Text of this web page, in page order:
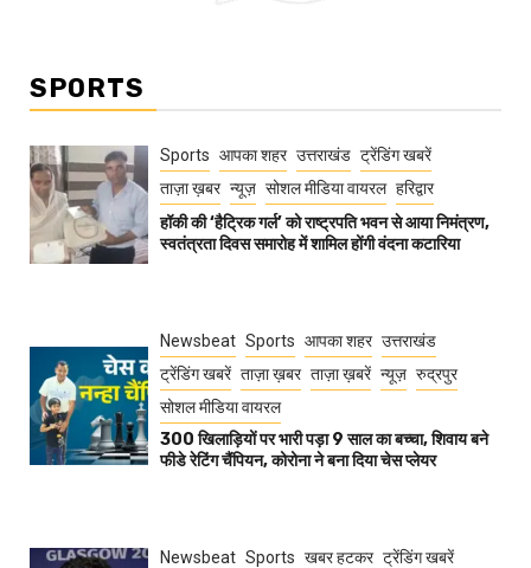
SPORTS
Sports आपका शहर उत्तराखंड ट्रेंडिंग खबरें
ताज़ा ख़बर न्यूज़ सोशल मीडिया वायरल हरिद्वार
हॉकी की ‘हैट्रिक गर्ल’ को राष्ट्रपति भवन से आया निमंत्रण,
स्वतंत्रता दिवस समारोह में शामिल होंगी वंदना कटारिया
Newsbeat Sports आपका शहर उत्तराखंड
ट्रेंडिंग खबरें ताज़ा ख़बर ताज़ा ख़बरें न्यूज़ रुद्रपुर
सोशल मीडिया वायरल
300 खिलाड़ियों पर भारी पड़ा 9 साल का बच्चा, शिवाय बने
फीडे रेटिंग चैंपियन, कोरोना ने बना दिया चेस प्लेयर
Newsbeat Sports खबर हटकर ट्रेंडिंग खबरें